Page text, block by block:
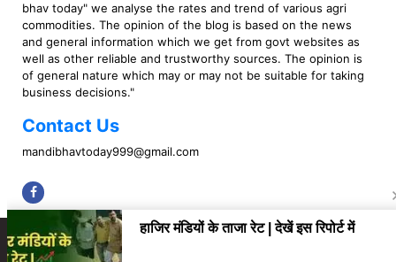
bhav today" we analyse the rates and trend of various agri
commodities. The opinion of the blog is based on the news
and general information which we get from govt websites as
well as other reliable and trustworthy sources. The opinion is
of general nature which may or may not be suitable for taking
business decisions."
Contact Us
mandibhavtoday999@gmail.com
Copyright © 2023 Mandi Bhav Today. All rights Reserved. Powered by TIMES